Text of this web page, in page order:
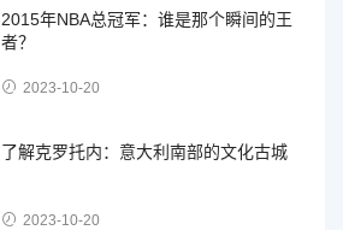
2015年NBA总冠军：谁是那个瞬间的王
者？
2023-10-20
了解克罗托内：意大利南部的文化古城
2023-10-20